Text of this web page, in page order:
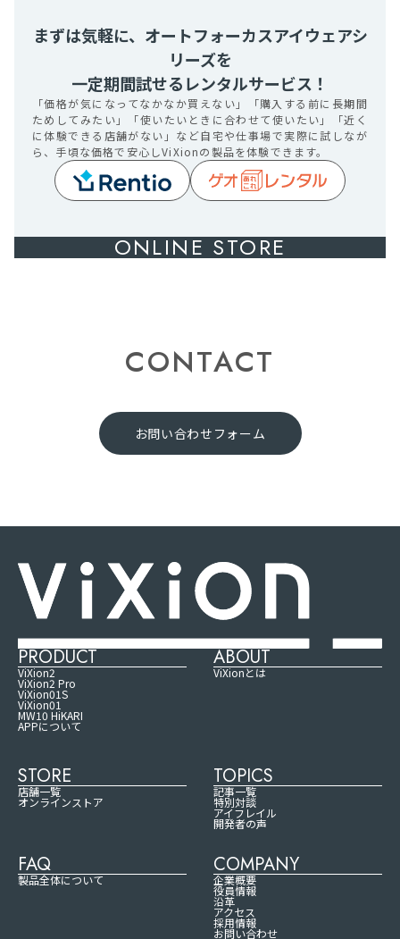
まずは気軽に、オートフォーカスアイウェアシ
リーズを
一定期間試せるレンタルサービス！
「価格が気になってなかなか買えない」「購入する前に長期間
ためしてみたい」「使いたいときに合わせて使いたい」「近く
に体験できる店舗がない」など自宅や仕事場で実際に試しなが
ら、手頃な価格で安心しViXionの製品を体験できます。
ONLINE STORE
CONTACT
お問い合わせフォーム
PRODUCT
ViXion2
ViXion2 Pro
ViXion01S
ViXion01
MW10 HiKARI
APPについて
ABOUT
ViXionとは
STORE
店舗一覧
オンラインストア
TOPICS
記事一覧
特別対談
アイフレイル
開発者の声
FAQ
製品全体について
COMPANY
企業概要
役員情報
沿革
アクセス
採用情報
お問い合わせ